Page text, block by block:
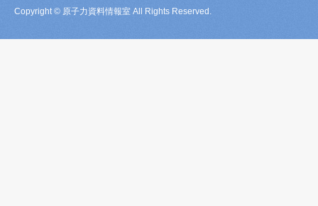
Copyright © 原子力資料情報室 All Rights Reserved.